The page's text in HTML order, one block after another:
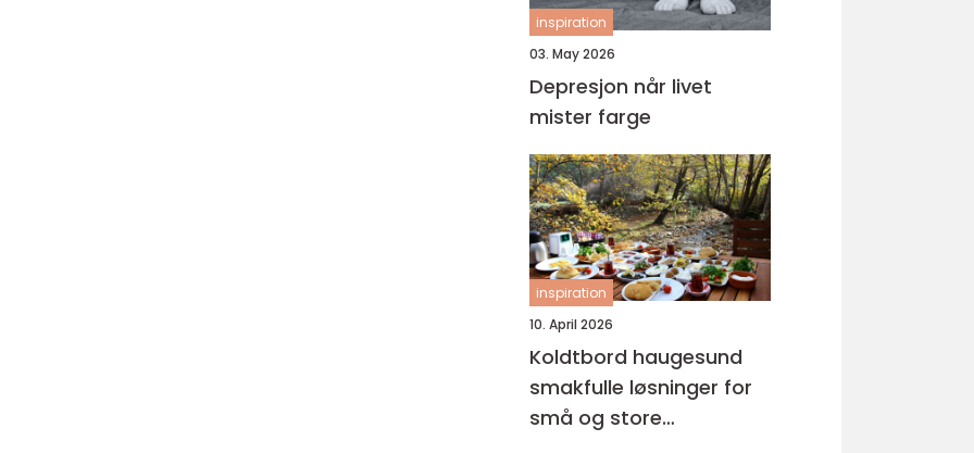
inspiration
03. May 2026
Depresjon når livet
mister farge
inspiration
10. April 2026
Koldtbord haugesund
smakfulle løsninger for
små og store